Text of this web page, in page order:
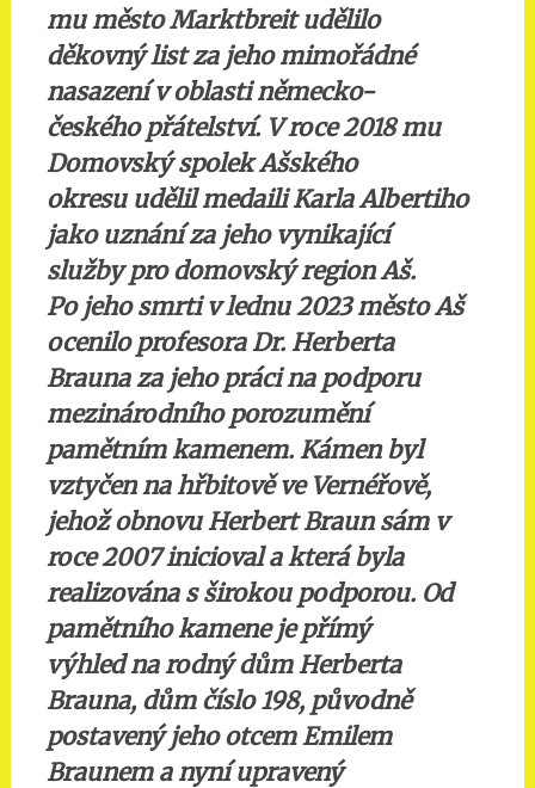
mu město Marktbreit udělilo
děkovný list za jeho mimořádné
nasazení v oblasti německo-
českého přátelství. V roce 2018 mu
Domovský spolek Ašského
okresu udělil medaili Karla Albertiho
jako uznání za jeho vynikající
služby pro domovský region Aš.
Po jeho smrti v lednu 2023 město Aš
ocenilo profesora Dr. Herberta
Brauna za jeho práci na podporu
mezinárodního porozumění
pamětním kamenem. Kámen byl
vztyčen na hřbitově ve Vernéřově,
jehož obnovu Herbert Braun sám v
roce 2007 inicioval a která byla
realizována s širokou podporou. Od
pamětního kamene je přímý
výhled na rodný dům Herberta
Brauna, dům číslo 198, původně
postavený jeho otcem Emilem
Braunem a nyní upravený